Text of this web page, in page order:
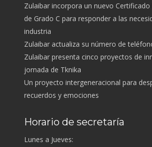
Zulaibar incorpora un nuevo
de Grado C para responder a las
industria
Zulaibar actualiza su número de
Zulaibar presenta cinco proyectos de
jornada de Tknika
Un proyecto intergeneracional para
recuerdos y emociones
Horario de secretaría
Lunes a Jueves: